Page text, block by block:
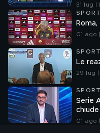
31 lug |
Roma,
01 ago
Le
29 lug |
Serie
01 ago